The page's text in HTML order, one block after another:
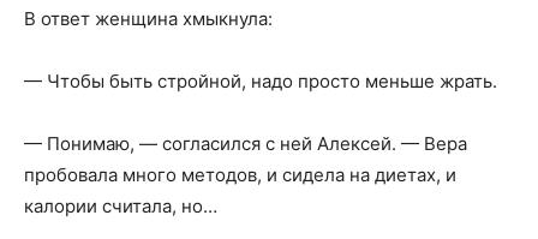
В ответ женщина хмыкнула:
— Чтобы быть стройной, надо просто меньше жрать.
— Понимаю, — согласился с ней Алексей. — Вера
пробовала много методов, и сидела на диетах, и
калории считала, но…